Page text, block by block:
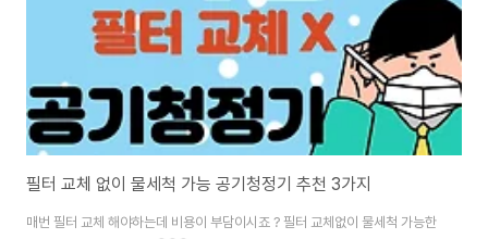
필터 교체 없이 물세척 가능 공기청정기 추천 3가지
매번 필터 교체 해야하는데 비용이 부담이시죠 ? 필터 교체없이 물세척 가능한